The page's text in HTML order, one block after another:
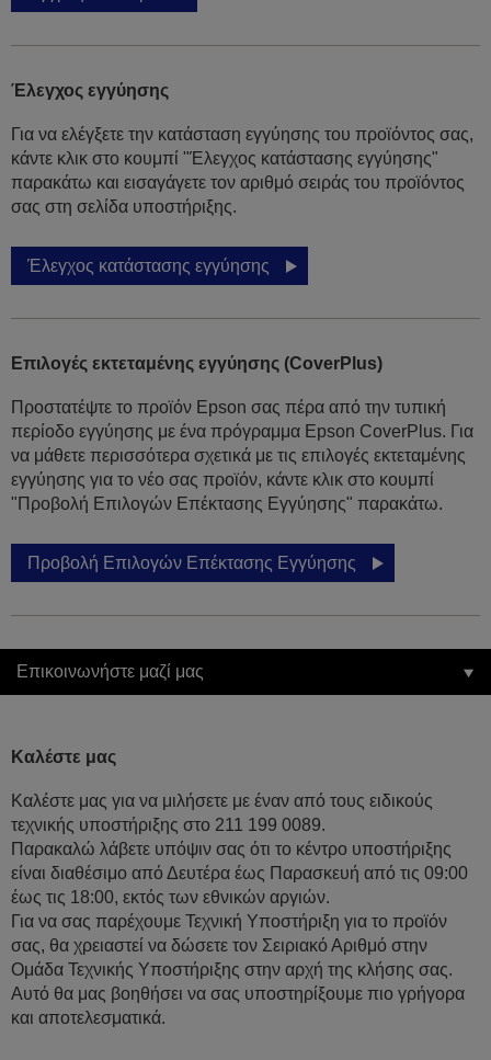
Έλεγχος εγγύησης
Για να ελέγξετε την κατάσταση εγγύησης του προϊόντος σας,
κάντε κλικ στο κουμπί "Έλεγχος κατάστασης εγγύησης"
παρακάτω και εισαγάγετε τον αριθμό σειράς του προϊόντος
σας στη σελίδα υποστήριξης.
Έλεγχος κατάστασης εγγύησης
Επιλογές εκτεταμένης εγγύησης (CoverPlus)
Προστατέψτε το προϊόν Epson σας πέρα από την τυπική
περίοδο εγγύησης με ένα πρόγραμμα Epson CoverPlus. Για
να μάθετε περισσότερα σχετικά με τις επιλογές εκτεταμένης
εγγύησης για το νέο σας προϊόν, κάντε κλικ στο κουμπί
"Προβολή Επιλογών Επέκτασης Εγγύησης" παρακάτω.
Προβολή Επιλογών Επέκτασης Εγγύησης
Επικοινωνήστε μαζί μας
Καλέστε μας
Καλέστε μας για να μιλήσετε με έναν από τους ειδικούς
τεχνικής υποστήριξης στο 211 199 0089.
Παρακαλώ λάβετε υπόψιν σας ότι το κέντρο υποστήριξης
είναι διαθέσιμο από Δευτέρα έως Παρασκευή από τις 09:00
έως τις 18:00, εκτός των εθνικών αργιών.
Για να σας παρέχουμε Τεχνική Υποστήριξη για το προϊόν
σας, θα χρειαστεί να δώσετε τον Σειριακό Αριθμό στην
Ομάδα Τεχνικής Υποστήριξης στην αρχή της κλήσης σας.
Αυτό θα μας βοηθήσει να σας υποστηρίξουμε πιο γρήγορα
και αποτελεσματικά.